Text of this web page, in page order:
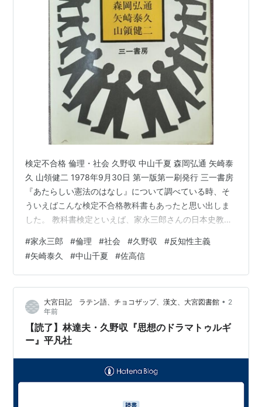
検定不合格 倫理・社会 久野収 中山千夏 森岡弘通 矢崎泰
久 山領健二 1978年9月30日 第一版第一刷発行 三一書房
『あたらしい憲法のはなし』について調べている時、そ
ういえばこんな検定不合格教科書もあったと思い出しま
した。 教科書検定といえば、家永三郎さんの日本史教科
不合格になって市販された教科書がありました。 家永教
科書裁判については時々新聞でも記事になっていました
が、こちらの倫理・社会教科書については新聞でもあま
り言及されることはなく、私も長い間存在すら忘れてい
ました。 本書は横書き部分と縦書き部分のダブル表紙構
成。 横書き部分は検…
#家永三郎 #倫理 #社会 #久野収 #反知性主義
#矢崎泰久 #中山千夏 #佐高信
大宮日記 ラテン語、チョコザップ、漢文、大宮図書館 • 2
年前
【読了】林達夫・久野収『思想のドラマトゥルギ
ー』平凡社